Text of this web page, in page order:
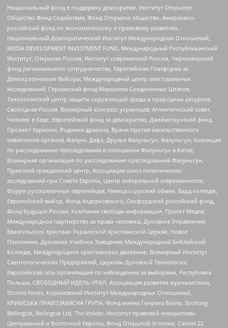
Национальный фонд в поддержку демократии, Институт Открытое
Общество Фонд Содействия, Фонд Открытое общество, Американо-
российский фонд по экономическому и правовому развитию,
Национальный Демократический Институт Международных Отношений,
MEDIA DEVELOPMENT INVESTMENT FUND, Международный Республиканский
Институт, Открытая Россия, Институт современной России, Черноморский
фонд регионального сотрудничества, Европейская Платформа за
Демократические Выборы, Международный центр электоральных
исследований, Германский фонд Маршалла Соединенных Штатов,
Тихоокеанский центр защиты окружающей среды и природных ресурсов,
Свободная Россия, Всемирный конгресс украинцев, Атлантический совет,
Человек в беде, Европейский фонд за демократию, Джеймстаунский фонд,
Прожект Хармони, Родники дракона, Врачи против насильственного
извлечения органов, Фалунь Дафа, Друзья Фалуньгун, Фалуньгун, Коалиция
по расследованию преследования в отношении Фалуньгун в Китае,
Всемирная организация по расследованию преследований Фалуньгун,
Пражский гражданский центр, Ассоциация школ политических
исследований при Совете Европы, Центр либеральной современности,
Форум русскоязычных европейцев, Немецко-русский обмен, Бард колледж,
Европейский выбор, Фонд Ходорковского, Оксфордский российский фонд,
Фонд Будущее России, Компания свободы информации, Проект Медиа,
Международное партнерство за права человека, Духовное Управление
Евангельских Христиан Украинской Христианской Церкви, Новое
Поколение, Духовное Учебное Заведение Международный Библейский
Колледж, Международное христианское движение, Всемирный Институт
Саентологических Предприятий, Церковь Духовной Технологии,
Европейская сеть организаций по наблюдению за выборами, Республика
Польша, СВОБОДНЫЙ ИДЕЛЬ-УРАЛ, Ассоциация развития журналистики,
IStories fonds, Королевский Институт Международных Отношений,
КРИМСЬКА ПРАВОЗАХИСНА ГРУПА, Фонд имени Генриха Бёлля, Stichting
Bellingcat, Bellingcat Ltd, The Insider, Институт правовой инициативы
Центральной и Восточной Европы, Фонд Открытой Эстонии, Calvert 22